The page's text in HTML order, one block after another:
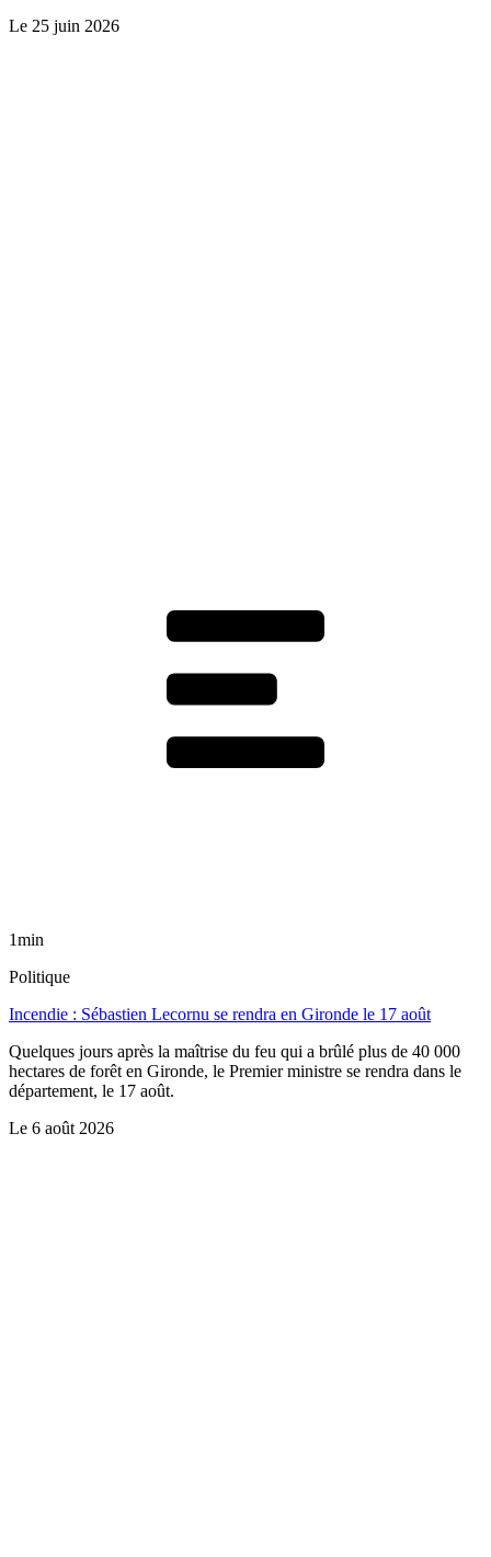
Le 25 juin 2026
1min
Politique
Incendie : Sébastien Lecornu se rendra en Gironde le 17 août
Quelques jours après la maîtrise du feu qui a brûlé plus de 40 000
hectares de forêt en Gironde, le Premier ministre se rendra dans le
département, le 17 août.
Le 6 août 2026